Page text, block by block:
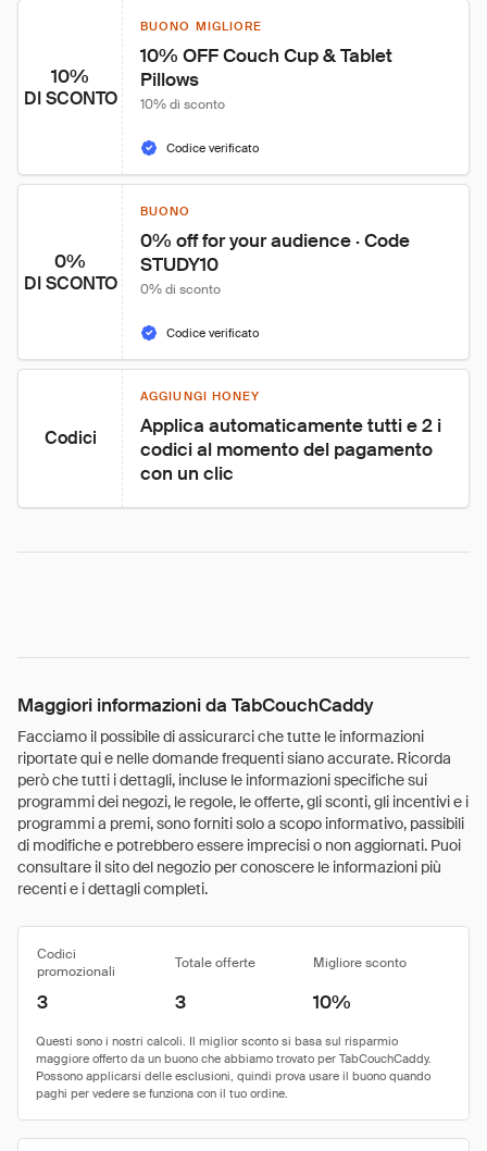
10%
DI SCONTO
BUONO MIGLIORE
10% OFF Couch Cup & Tablet
Pillows
10% di sconto
Codice verificato
0%
DI SCONTO
BUONO
0% off for your audience · Code
STUDY10
0% di sconto
Codice verificato
Codici
AGGIUNGI HONEY
Applica automaticamente tutti e 2 i
codici al momento del pagamento
con un clic
Maggiori informazioni da TabCouchCaddy
Facciamo il possibile di assicurarci che tutte le informazioni
riportate qui e nelle domande frequenti siano accurate. Ricorda
però che tutti i dettagli, incluse le informazioni specifiche sui
programmi dei negozi, le regole, le offerte, gli sconti, gli incentivi e i
programmi a premi, sono forniti solo a scopo informativo, passibili
di modifiche e potrebbero essere imprecisi o non aggiornati. Puoi
consultare il sito del negozio per conoscere le informazioni più
recenti e i dettagli completi.
Codici
promozionali
Totale offerte Migliore sconto
3 3 10%